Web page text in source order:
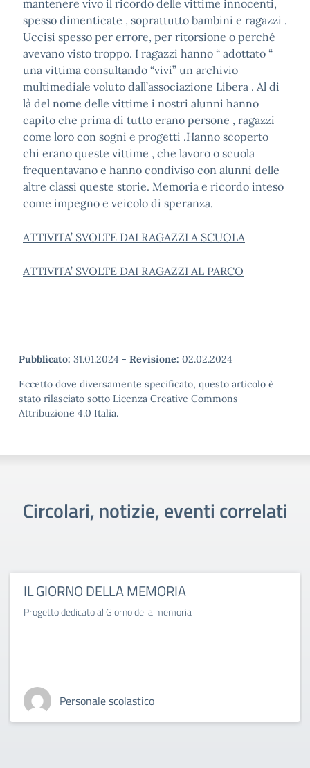
mantenere vivo il ricordo delle vittime innocenti,
spesso dimenticate , soprattutto bambini e ragazzi .
Uccisi spesso per errore, per ritorsione o perché
avevano visto troppo. I ragazzi hanno “ adottato “
una vittima consultando “vivi” un archivio
multimediale voluto dall’associazione Libera . Al di
là del nome delle vittime i nostri alunni hanno
capito che prima di tutto erano persone , ragazzi
come loro con sogni e progetti .Hanno scoperto
chi erano queste vittime , che lavoro o scuola
frequentavano e hanno condiviso con alunni delle
altre classi queste storie. Memoria e ricordo inteso
come impegno e veicolo di speranza.
ATTIVITA’ SVOLTE DAI RAGAZZI A SCUOLA
ATTIVITA’ SVOLTE DAI RAGAZZI AL PARCO
Pubblicato: 31.01.2024 - Revisione: 02.02.2024
Eccetto dove diversamente specificato, questo articolo è
stato rilasciato sotto Licenza Creative Commons
Attribuzione 4.0 Italia.
Circolari, notizie, eventi correlati
IL GIORNO DELLA MEMORIA
Progetto dedicato al Giorno della memoria
Personale scolastico